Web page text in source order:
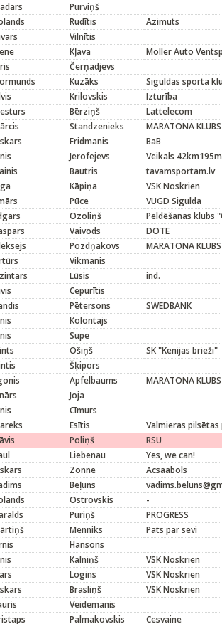
Purviņš
Rudītis
Azimuts
Vilnītis
Kļava
Moller Auto
Čerņadjevs
Kuzāks
Siguldas sporta
Krilovskis
Izturība
Bērziņš
Lattelecom
Standzenieks
MARATONA KLUBS
Fridmanis
BaB
Jerofejevs
Veikals
Bautris
tavamsportam.lv
Kāpiņa
VSK Noskrien
Pūce
VUGD Sigulda
Ozoliņš
Peldēšanas klubs
Vaivods
DOTE
Pozdņakovs
MARATONA KLUBS
Vikmanis
Lūsis
ind.
Cepurītis
Pētersons
SWEDBANK
Kolontajs
Supe
Ošiņš
SK "Kenijas brieži"
Šķipors
Apfelbaums
MARATONA KLUBS
Joja
Cīmurs
Esītis
Valmieras pilsētas
Poliņš
RSU
Liebenau
Yes, we can!
Zonne
Acsaabols
Beļuns
Ostrovskis
-
Puriņš
PROGRESS
Menniks
Pats par sevi
Hansons
Kalniņš
VSK Noskrien
Logins
VSK Noskrien
Brasliņš
VSK Noskrien
Veidemanis
Palmakovskis Cesvaine